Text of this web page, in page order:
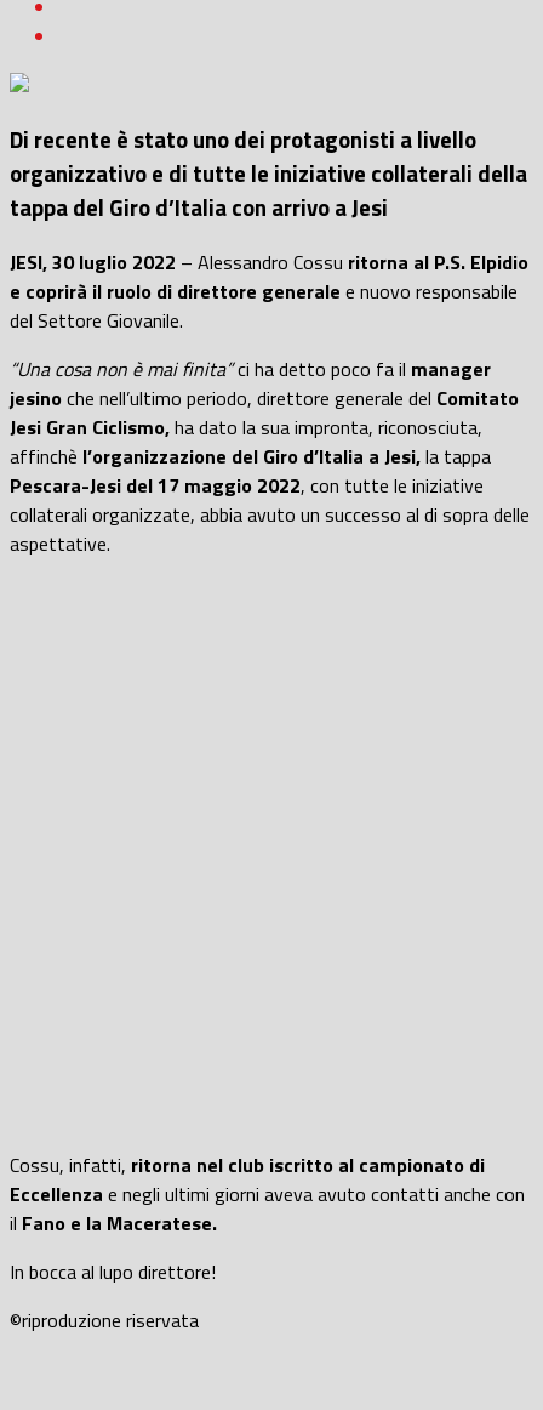
Di recente è stato uno dei protagonisti a livello
organizzativo e di tutte le iniziative collaterali della
tappa del Giro d’Italia con arrivo a Jesi
JESI, 30 luglio 2022 – Alessandro Cossu ritorna al P.S. Elpidio
e coprirà il ruolo di direttore generale e nuovo responsabile
del Settore Giovanile.
“Una cosa non è mai finita”ci ha detto poco fa il manager
jesinoche nell’ultimo periodo, direttore generale del Comitato
Jesi Gran Ciclismo,ha dato la sua impronta, riconosciuta,
affinchè l’organizzazione del Giro d’Italia a Jesi,la tappa
Pescara-Jesi del 17 maggio 2022, con tutte le iniziative
collaterali organizzate, abbia avuto un successo al di sopra delle
aspettative.
Cossu, infatti, ritorna nel club iscritto al campionato di
Eccellenza e negli ultimi giorni aveva avuto contatti anche con
il Fano e la Maceratese.
In bocca al lupo direttore!
©riproduzione riservata